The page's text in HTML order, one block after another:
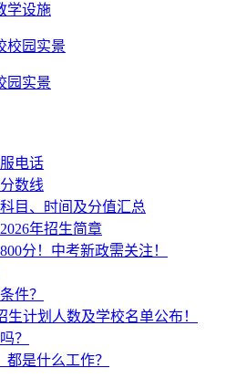
学设施
园实景
电话
数线
目、时间及分值汇总
年招生简章
分！中考新政需关注！
件？
生计划人数及学校名单公布！
？
是什么工作？